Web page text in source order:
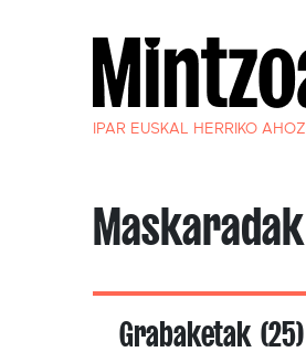
IPAR EUSKAL HERRIKO
Maskaradak
Grabaketak (25)